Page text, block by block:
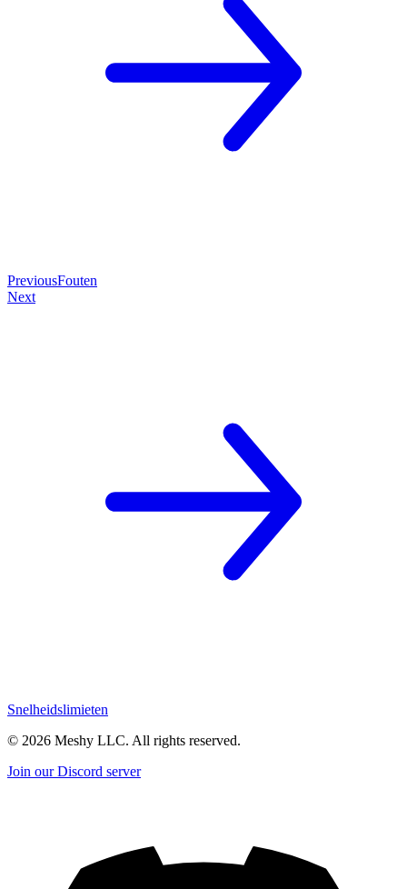
PreviousFouten
Next
Snelheidslimieten
© 2026 Meshy LLC. All rights reserved.
Join our Discord server